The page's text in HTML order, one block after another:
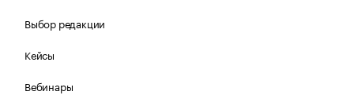
Выбор редакции
Кейсы
Вебинары